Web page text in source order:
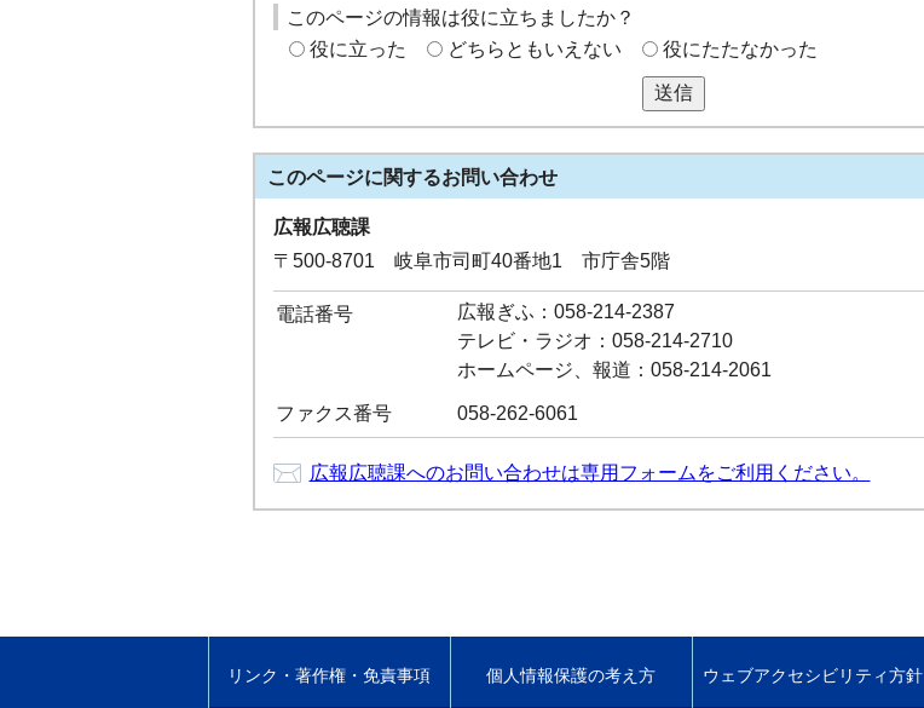
このページの情報は役に立ちましたか？
役に立った
どちらともいえない 役にたたなかった
送信
このページに関するお問い合わせ
広報広聴課
〒500-8701 岐阜市司町40番地1 市庁舎5階
電話番号
広報ぎふ：058-214-2387
テレビ・ラジオ：058-214-2710
ホームページ、報道：058-214-2061
ファクス番号 058-262-6061
広報広聴課へのお問い合わせは専用フォームをご利用ください。
リンク・著作権・免責事項 個人情報保護の考え方 ウェブアクセシビリティ方針